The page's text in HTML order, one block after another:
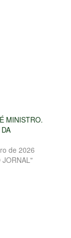
MINISTRO.
de 2026
JORNAL"